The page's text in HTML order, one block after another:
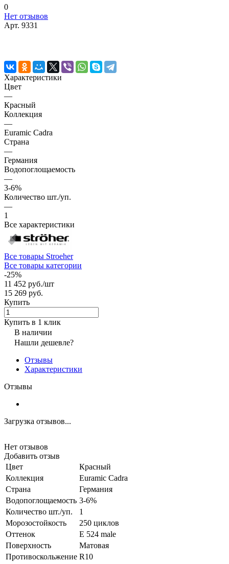
0
Нет отзывов
Арт. 9331
Характеристики
Цвет
—
Красный
Коллекция
—
Euramic Cadra
Страна
—
Германия
Водопоглощаемость
—
3-6%
Количество шт./уп.
—
1
Все характеристики
Все товары Stroeher
Все товары категории
-25%
11 452 руб./шт
15 269 руб.
Купить
Купить в 1 клик
В наличии
Нашли дешевле?
Отзывы
Характеристики
Отзывы
Загрузка отзывов...
Нет отзывов
Добавить отзыв
Цвет
Красный
Коллекция
Euramic Cadra
Страна
Германия
Водопоглощаемость 3-6%
Количество шт./уп.
1
Морозостойкость
250 циклов
Оттенок
E 524 male
Поверхность
Матовая
Противоскольжение R10